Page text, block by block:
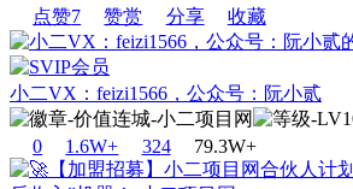
点赞7 赞赏 分享 收藏
小二VX：feizi1566，公众号：阮小贰
0
1.6W+ 324 79.3W+